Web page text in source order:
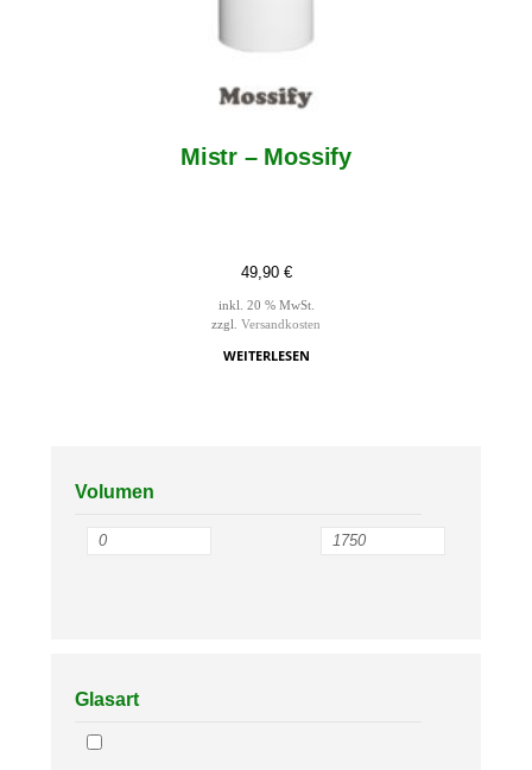
Mistr – Mossify
49,90 €
inkl. 20 % MwSt.
zzgl. Versandkosten
WEITERLESEN
Volumen
Glasart